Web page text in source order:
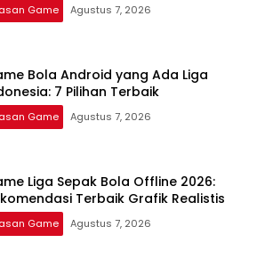
Game Agustus 7, 2026
Bola Android yang Ada Liga
7 Pilihan Terbaik
Game Agustus 7, 2026
Liga Sepak Bola Offline 2026:
Terbaik Grafik Realistis
Game Agustus 7, 2026